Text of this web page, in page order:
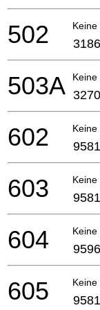
Keine
502
Keine
503A
Keine
602
Keine
603
Keine
604
Keine
605